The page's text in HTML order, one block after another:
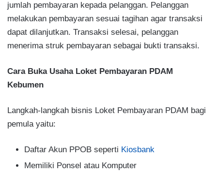
jumlah pembayaran kepada pelanggan. Pelanggan
melakukan pembayaran sesuai tagihan agar transaksi
dapat dilanjutkan. Transaksi selesai, pelanggan
menerima struk pembayaran sebagai bukti transaksi.
Cara Buka Usaha Loket Pembayaran PDAM
Kebumen
Langkah-langkah bisnis Loket Pembayaran PDAM bagi
pemula yaitu:
Daftar Akun PPOB seperti Kiosbank
Memiliki Ponsel atau Komputer